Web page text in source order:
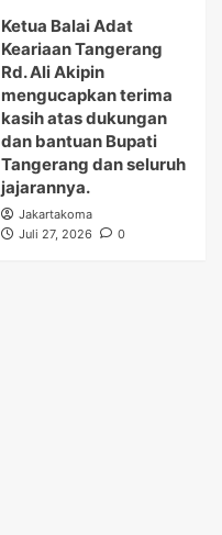
Ketua Balai Adat
Keariaan Tangerang
Rd. Ali Akipin
mengucapkan terima
kasih atas dukungan
dan bantuan Bupati
Tangerang dan seluruh
jajarannya.
Jakartakoma
Juli 27, 2026
0